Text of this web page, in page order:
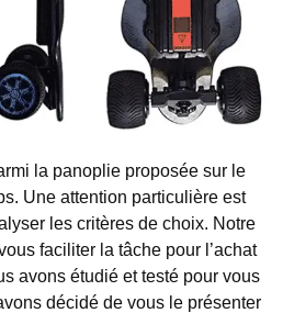
la panoplie proposée sur le
Une attention particulière est
les critères de choix. Notre
faciliter la tâche pour l’achat
avons étudié et testé pour vous
décidé de vous le présenter